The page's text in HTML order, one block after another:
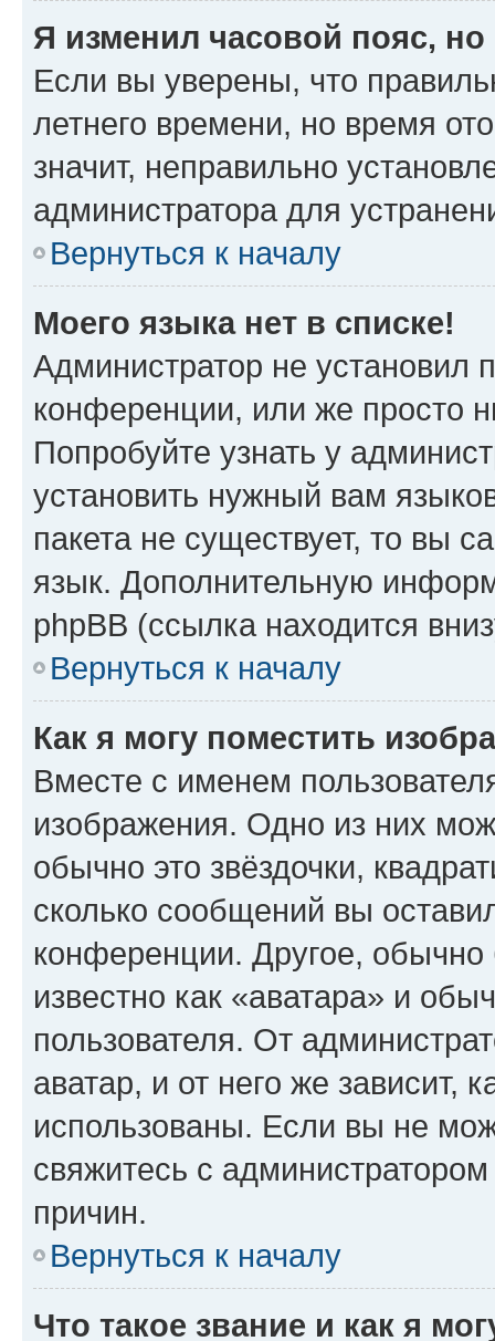
Я изменил часовой пояс,
Если вы уверены, что
летнего времени, но время
значит, неправильно
администратора для
Вернуться к началу
Моего языка нет в списке!
Администратор не установил
конференции, или же просто
Попробуйте узнать у
установить нужный вам
пакета не существует, то вы
язык. Дополнительную
phpBB (ссылка находится
Вернуться к началу
Как я могу поместить
Вместе с именем
изображения. Одно из них
обычно это звёздочки,
сколько сообщений вы
конференции. Другое,
известно как «аватара» и
пользователя. От
аватар, и от него же зависит,
использованы. Если вы не
свяжитесь с
причин.
Вернуться к началу
Что такое звание и как я